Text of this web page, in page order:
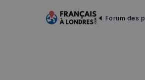
🔈 Forum des